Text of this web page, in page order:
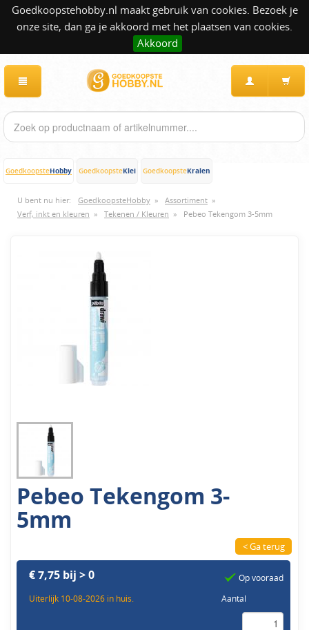
Goedkoopstehobby.nl maakt gebruik van cookies. Bezoek je
onze site, dan ga je akkoord met het plaatsen van cookies.
Akkoord
GoedkoopsteHobby GoedkoopsteKlei GoedkoopsteKralen
U bent nu hier: GoedkoopsteHobby » Assortiment »
Verf, inkt en kleuren » Tekenen / Kleuren » Pebeo Tekengom 3-5mm
Pebeo Tekengom 3-
5mm
< Ga terug
€ 7,75 bij > 0
Uiterlijk 10-08-2026 in huis.
Op vooraad
Aantal